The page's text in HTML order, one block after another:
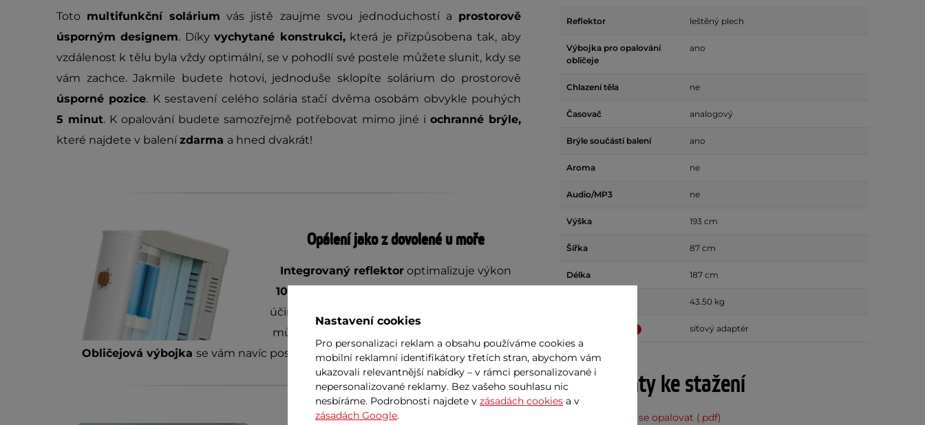
Toto multifunkční solárium vás jistě zaujme svou jednoduchostí a prostorově
úsporným designem. Díkyvychytané konstrukci,která je přizpůsobena tak, aby
vzdálenost k tělu byla vždy optimální, se v pohodlí své postele můžete slunit, kdy se
vám zachce. Jakmile budete hotovi, jednoduše sklopíte solárium do prostorově
úsporné pozice. K sestavení celého solária stačí dvěma osobám obvykle pouhých
5 minut. K opalování budete samozřejmě potřebovat mimo jiné i ochranné brýle,
které najdete v balenízdarma a hned dvakrát!
Opálení jako z dovolené u moře
Integrovaný reflektoroptimalizuje výkon
10 opalovacích trubic
účinnost při opalování. Vy se tak bezstarostně
můžete pouze uvelebit, zavřít oči a relaxovat.
Obličejová výbojka se vám navíc postará o krásné opálení v oblasti obličeje
Reflektor leštěný plech
Výbojka pro opalování
obličeje
ano
Chlazení těla ne
Časovač analogový
Brýle součástí balení ano
Aroma ne
Audio/MP3 ne
Výška 193 cm
Šířka 87 cm
Délka 187 cm
43.50 kg
síťový adaptér
Dokumenty ke stažení
Manuál - Jak se opalovat (.pdf)
Nastavení cookies
Pro personalizaci reklam a obsahu používáme cookies a
mobilní reklamní identifikátory třetích stran, abychom vám
ukazovali relevantnější nabídky – v rámci personalizované i
nepersonalizované reklamy. Bez vašeho souhlasu nic
nesbíráme. Podrobnosti najdete v zásadách cookies a v
zásadách Google.